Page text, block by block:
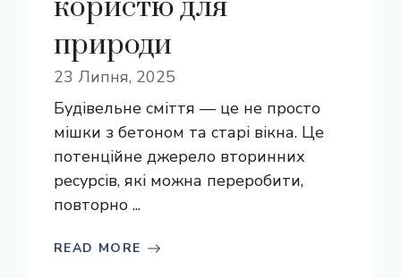
користю для
природи
23 Липня, 2025
Будівельне сміття — це не просто
мішки з бетоном та старі вікна. Це
потенційне джерело вторинних
ресурсів, які можна переробити,
повторно ...
READ MORE